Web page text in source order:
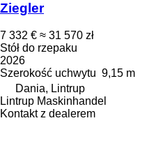
Ziegler
7 332 € ≈ 31 570 zł
Stół do rzepaku
2026
Szerokość uchwytu 9,15 m
Dania, Lintrup
Lintrup Maskinhandel
Kontakt z dealerem